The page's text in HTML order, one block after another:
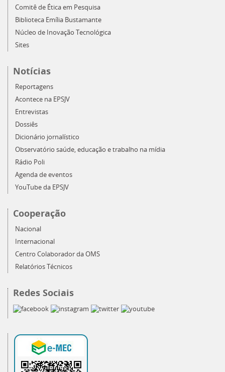
Comitê de Ética em Pesquisa
Biblioteca Emília Bustamante
Núcleo de Inovação Tecnológica
Sites
Notícias
Reportagens
Acontece na EPSJV
Entrevistas
Dossiês
Dicionário jornalístico
Observatório saúde, educação e trabalho na mídia
Rádio Poli
Agenda de eventos
YouTube da EPSJV
Cooperação
Nacional
Internacional
Centro Colaborador da OMS
Relatórios Técnicos
Redes Sociais